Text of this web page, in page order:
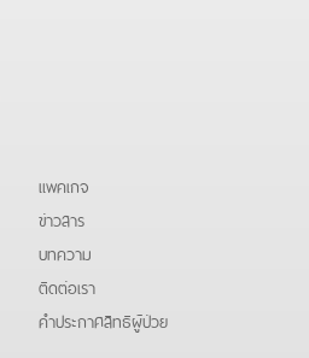
แพคเกจ
ข่าวสาร
บทความ
ติดต่อเรา
คําประกาศสิทธิผู้ป่วย